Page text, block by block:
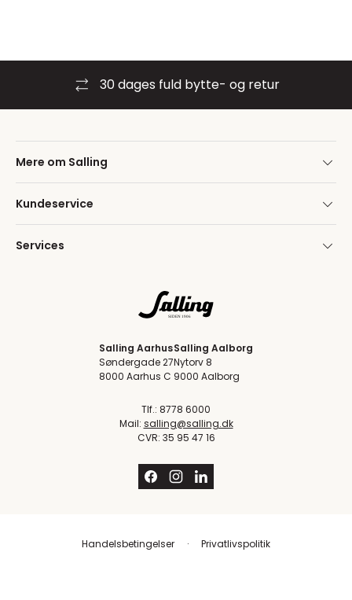
30 dages fuld bytte- og retur
Mere om Salling
Kundeservice
Services
Salling Aarhus
Søndergade 27
8000 Aarhus C
Salling Aalborg
Nytorv 8
9000 Aalborg
Tlf.: 8778 6000
Mail: salling@salling.dk
CVR: 35 95 47 16
Handelsbetingelser Privatlivspolitik